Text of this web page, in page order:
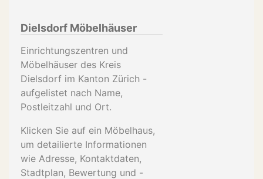
Dielsdorf Möbelhäuser
Einrichtungszentren und
Möbelhäuser des Kreis
Dielsdorf im Kanton Zürich -
aufgelistet nach Name,
Postleitzahl und Ort.
Klicken Sie auf ein Möbelhaus,
um detailierte Informationen
wie Adresse, Kontaktdaten,
Stadtplan, Bewertung und -